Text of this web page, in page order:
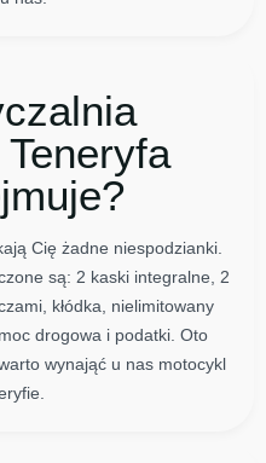
Cię żadne niespodzianki.
są: 2 kaski integralne, 2
kłódka, nielimitowany
drogowa i podatki. Oto
wynająć u nas motocykl